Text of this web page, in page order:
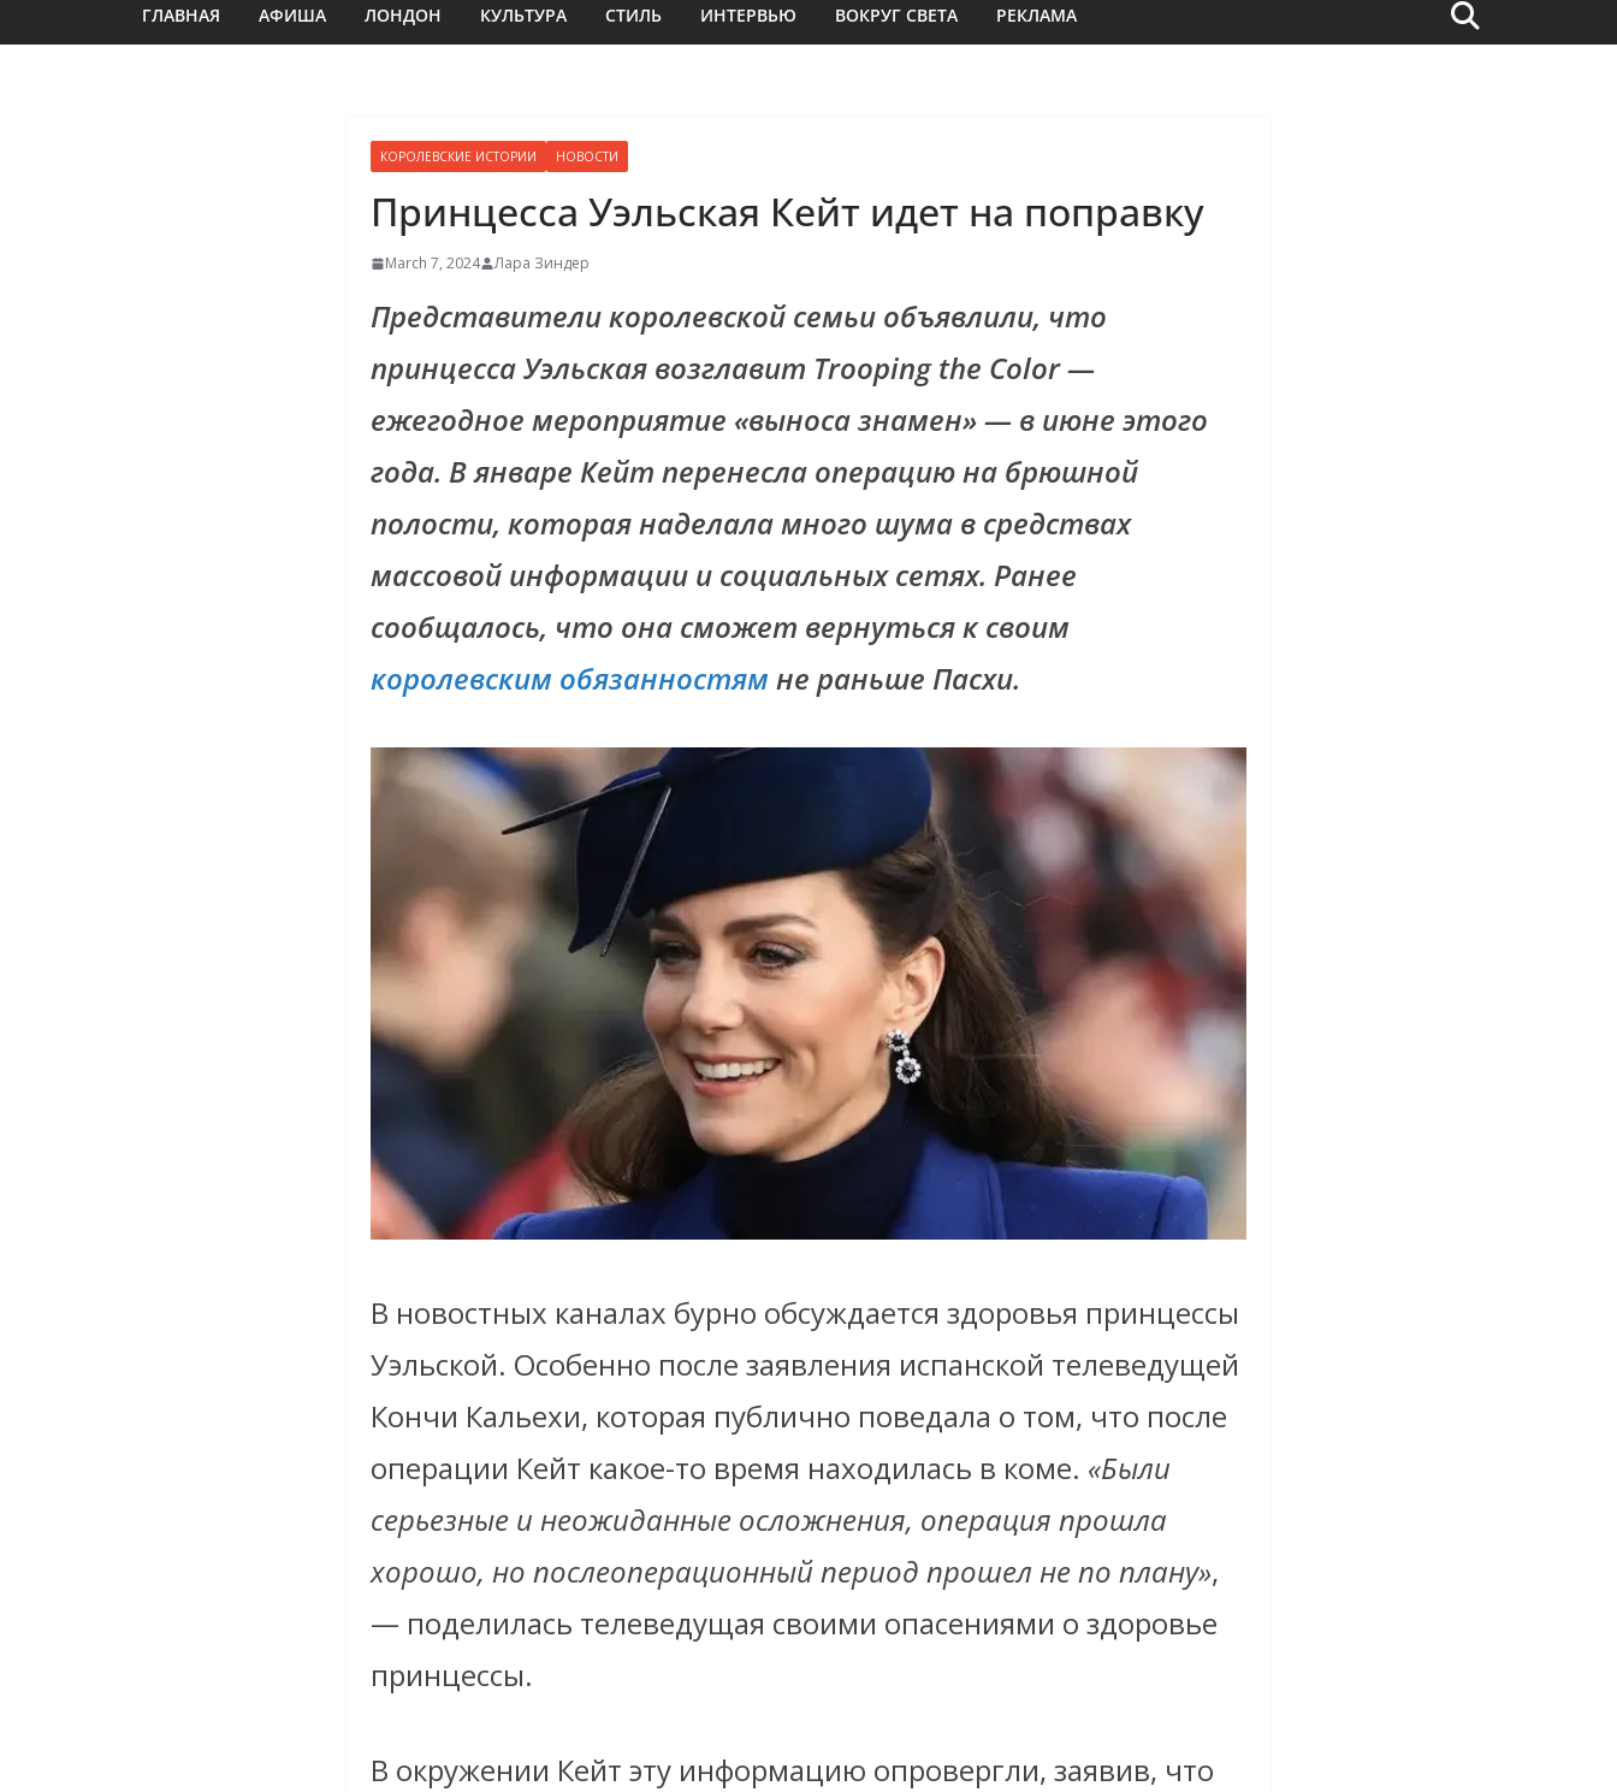
ГЛАВНАЯ АФИША ЛОНДОН КУЛЬТУРА СТИЛЬ ИНТЕРВЬЮ ВОКРУГ СВЕТА РЕКЛАМА
КОРОЛЕВСКИЕ ИСТОРИИ НОВОСТИ
Принцесса Уэльская Кейт идет на поправку
March 7, 2024 Лара Зиндер
Представители королевской семьи объявлили, что
принцесса Уэльская возглавит Trooping the Color —
ежегодное мероприятие «выноса знамен» — в июне этого
года. В январе Кейт перенесла операцию на брюшной
полости, которая наделала много шума в средствах
массовой информации и социальных сетях. Ранее
сообщалось, что она сможет вернуться к своим
королевским обязанностям не раньше Пасхи.
В новостных каналах бурно обсуждается здоровья принцессы
Уэльской. Особенно после заявления испанской телеведущей
Кончи Кальехи, которая публично поведала о том, что после
операции Кейт какое-то время находилась в коме. «Были
серьезные и неожиданные осложнения, операция прошла
хорошо, но послеоперационный период прошел не по плану»,
— поделилась телеведущая своими опасениями о здоровье
принцессы.
В окружении Кейт эту информацию опровергли, заявив, что